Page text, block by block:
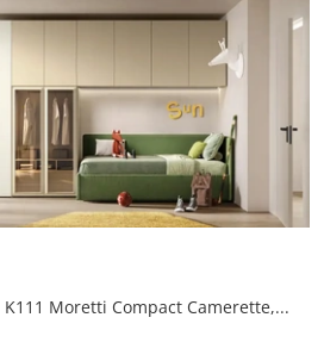
Con questa cameretta K111 Moretti Compact Camerette, tra le soluzioni a ponte, potrai progettare stanze moderne per bambini.